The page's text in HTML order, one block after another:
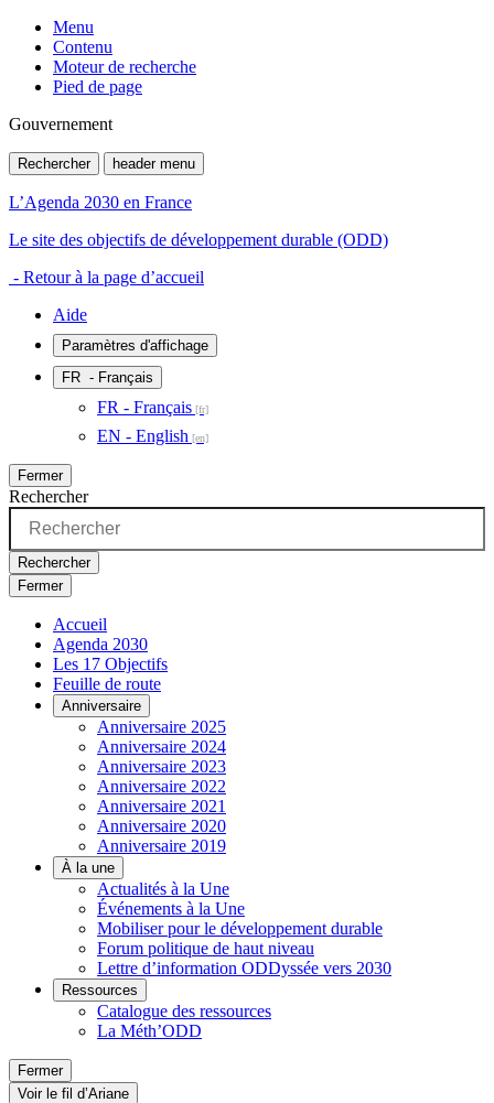
Menu
Contenu
Moteur de recherche
Pied de page
Gouvernement
Rechercher header menu
L’Agenda 2030 en France
Le site des objectifs de développement durable (ODD)
- Retour à la page d’accueil
Aide
Paramètres d'affichage
FR - Français
FR - Français
EN - English
Fermer
Rechercher
Rechercher
Fermer
Accueil
Agenda 2030
Les 17 Objectifs
Feuille de route
Anniversaire
Anniversaire 2025
Anniversaire 2024
Anniversaire 2023
Anniversaire 2022
Anniversaire 2021
Anniversaire 2020
Anniversaire 2019
À la une
Actualités à la Une
Événements à la Une
Mobiliser pour le développement durable
Forum politique de haut niveau
Lettre d’information ODDyssée vers 2030
Ressources
Catalogue des ressources
La Méth’ODD
Fermer
Voir le fil d’Ariane